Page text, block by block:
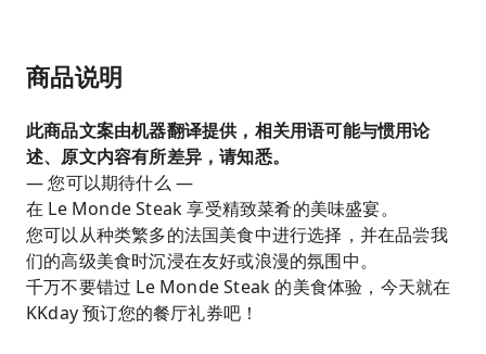
商品说明
此商品文案由机器翻译提供，相关用语可能与惯用论
述、原文内容有所差异，请知悉。
— 您可以期待什么 —
在 Le Monde Steak 享受精致菜肴的美味盛宴。
您可以从种类繁多的法国美食中进行选择，并在品尝我
们的高级美食时沉浸在友好或浪漫的氛围中。
千万不要错过 Le Monde Steak 的美食体验，今天就在
KKday 预订您的餐厅礼券吧！